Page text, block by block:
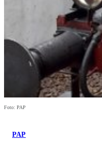
Foto: PAP
PAP